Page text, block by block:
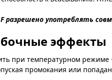
разрешено употреблять
эффекты
при температурном режиме
промокания или